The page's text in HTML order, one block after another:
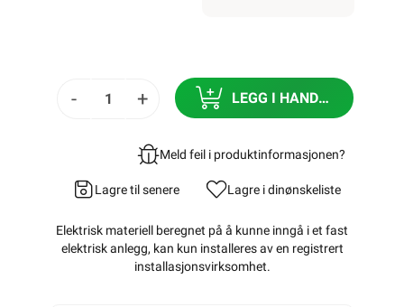
- + LEGG I HANDLEKURV
Meld feil i produktinformasjonen?
Lagre til senere Lagre i dinønskeliste
Elektrisk materiell beregnet på å kunne inngå i et fast
elektrisk anlegg, kan kun installeres av en registrert
installasjonsvirksomhet.